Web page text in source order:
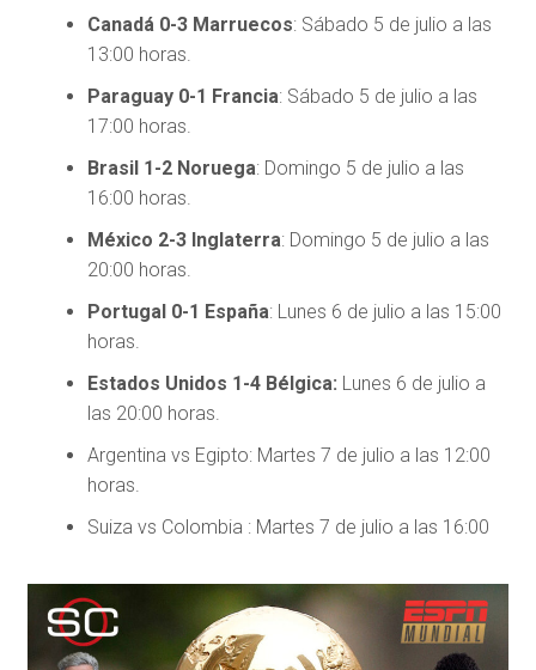
Canadá 0-3 Marruecos: Sábado 5 de julio a las
13:00 horas.
Paraguay 0-1 Francia: Sábado 5 de julio a las
17:00 horas.
Brasil 1-2 Noruega: Domingo 5 de julio a las
16:00 horas.
México 2-3 Inglaterra: Domingo 5 de julio a las
20:00 horas.
Portugal 0-1 España: Lunes 6 de julio a las 15:00
horas.
Estados Unidos 1-4 Bélgica: Lunes 6 de julio a
las 20:00 horas.
Argentina vs Egipto: Martes 7 de julio a las 12:00
horas.
Suiza vs Colombia : Martes 7 de julio a las 16:00